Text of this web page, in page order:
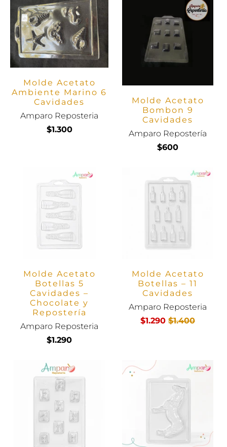
Molde Acetato
Ambiente Marino 6
Cavidades
Amparo Reposteria
$1.300
Molde Acetato
Bombon 9
Cavidades
Amparo Repostería
$600
Molde Acetato
Botellas 5
Cavidades –
Chocolate y
Repostería
Amparo Reposteria
$1.290
Molde Acetato
Botellas – 11
Cavidades
Amparo Reposteria
$1.290 $1.400